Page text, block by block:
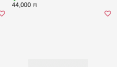
44,000 円